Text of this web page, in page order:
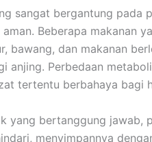
sangat bergantung pada
Beberapa makanan
bawang, dan makanan
anjing. Perbedaan
tertentu berbahaya bagi
yang bertanggung jawab,
menyimpannya